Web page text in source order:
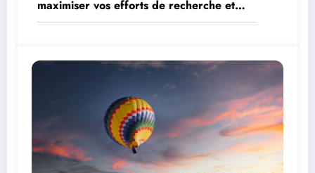
maximiser vos efforts de recherche et
d’analyse